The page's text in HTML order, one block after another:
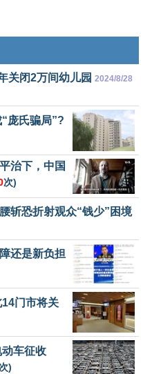
关闭2万间幼儿园 2024/8/28
庞氏骗局”?
治下，中国
次)
斩恐折射观众“钱少”困境
还是新负担
门市将关
车征收
)